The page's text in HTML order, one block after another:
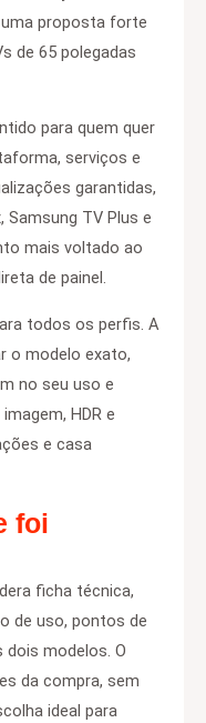
uma proposta forte
de 65 polegadas
para quem quer
serviços e
garantidas,
Samsung TV Plus e
mais voltado ao
de painel.
todos os perfis. A
o modelo exato,
no seu uso e
HDR e
e casa
foi
ficha técnica,
de uso, pontos de
modelos. O
da compra, sem
ideal para